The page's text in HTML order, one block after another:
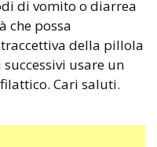
di vomito o diarrea
che possa
della pillola
usare un
Cari saluti.